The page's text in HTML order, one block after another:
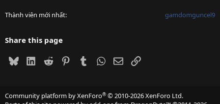
Thành viên mới nhất gamdomguncel9
Share this page
BlueskyLinkedIn
Reddit PinterestTumblrWhatsApp
EmailLink
Community platform by XenForo® © 2010-2026 XenForo Ltd.